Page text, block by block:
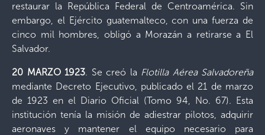
restaurar la República Federal de Centroamérica. Sin
embargo, el Ejército guatemalteco, con una fuerza de
cinco mil hombres, obligó a Morazán a retirarse a El
Salvador.
20 MARZO 1923. Se creó la Flotilla Aérea Salvadoreña
mediante Decreto Ejecutivo, publicado el 21 de marzo
de 1923 en el Diario Oficial (Tomo 94, No. 67). Esta
institución tenía la misión de adiestrar pilotos, adquirir
aeronaves y mantener el equipo necesario para